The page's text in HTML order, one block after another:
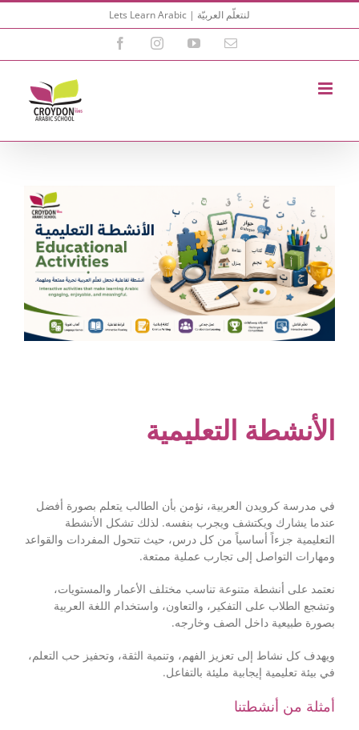
Skip
to
Lets Learn Arabic | لنتعلّم العربيّة
FacebookInstagramYouTubeEmail
الأنشطة التعليمية
في مدرسة كرويدن العربية، نؤمن بأن الطالب يتعلم بصورة أفضل
عندما يشارك ويكتشف ويجرب بنفسه. لذلك تشكل الأنشطة
التعليمية جزءاً أساسياً من كل درس، حيث تتحول المفردات والقواعد
ومهارات التواصل إلى تجارب عملية ممتعة.
نعتمد على أنشطة متنوعة تناسب مختلف الأعمار والمستويات،
وتشجع الطلاب على التفكير، والتعاون، واستخدام اللغة العربية
بصورة طبيعية داخل الصف وخارجه.
ويهدف كل نشاط إلى تعزيز الفهم، وتنمية الثقة، وتحفيز حب التعلم،
في بيئة تعليمية إيجابية مليئة بالتفاعل.
أمثلة من أنشطتنا